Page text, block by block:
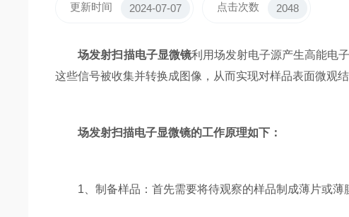
更新时间 2024-07-07 点击次数 2048
场发射扫描电子显微镜利用场发射电子源产生高能电
这些信号被收集并转换成图像，从而实现对样品表面微观结
场发射扫描电子显微镜的工作原理如下：
1、制备样品：首先需要将待观察的样品制成薄片或薄